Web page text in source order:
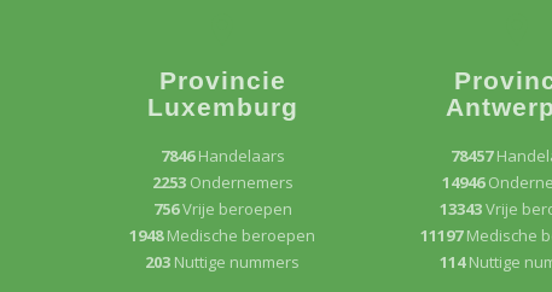
Provincie
Luxemburg
7846Handelaars
2253 Ondernemers
756Vrije beroepen
1948Medische beroepen
203 Nuttige nummers
78457
14946
13343Vrije
11197Medische
114Nuttige